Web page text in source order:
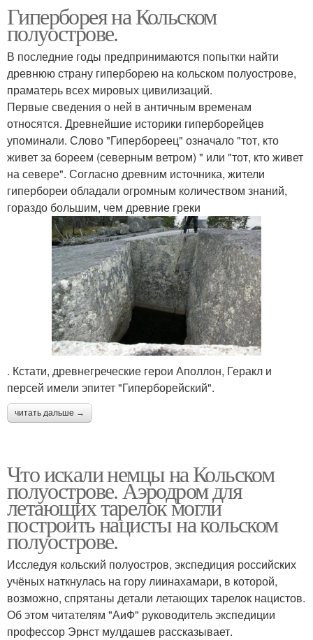
Гиперборея на Кольском
полуострове.
В последние годы предпринимаются попытки найти
древнюю страну гиперборею на кольском полуострове,
праматерь всех мировых цивилизаций.
Первые сведения о ней в античным временам
относятся. Древнейшие историки гиперборейцев
упоминали. Слово "Гипербореец" означало "тот, кто
живет за бореем (северным ветром) " или "тот, кто живет
на севере". Согласно древним источника, жители
гипербореи обладали огромным количеством знаний,
гораздо большим, чем древние греки
. Кстати, древнегреческие герои Аполлон, Геракл и
персей имели эпитет "Гиперборейский".
читать дальше →
Что искали немцы на Кольском
полуострове. Аэродром для
летающих тарелок могли
построить нацисты на кольском
полуострове.
Исследуя кольский полуостров, экспедиция российских
учёных наткнулась на гору лиинахамари, в которой,
возможно, спрятаны детали летающих тарелок нацистов.
Об этом читателям "АиФ" руководитель экспедиции
профессор Эрнст мулдашев рассказывает.